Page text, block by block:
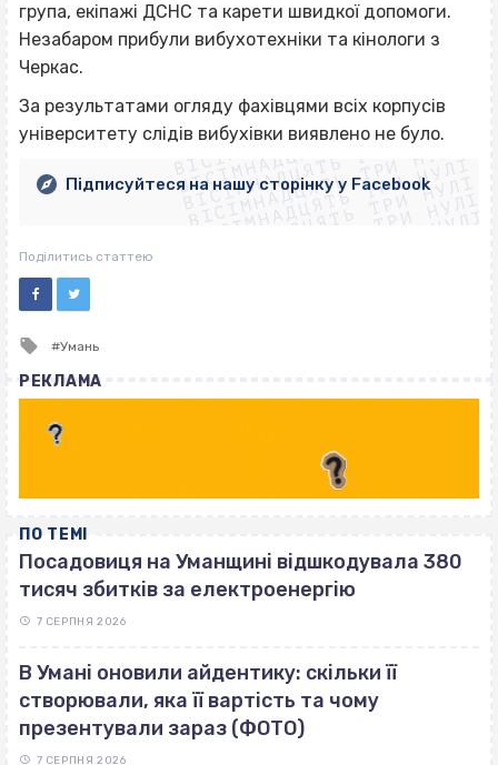
група, екіпажі ДСНС та карети швидкої допомоги.
Незабаром прибули вибухотехніки та кінологи з
Черкас.
За результатами огляду фахівцями всіх корпусів
університету слідів вибухівки виявлено не було.
ВІСІМНАДЦЯТЬ ТРИ НУЛІ
ВІСІМНАДЦЯТЬ ТРИ НУЛІ
ВІСІМНАДЦЯТЬ ТРИ НУЛІ
ВІСІМНАДЦЯТЬ ТРИ НУЛІ
ВІСІМНАДЦЯТЬ ТРИ НУЛІ
ВІСІМНАДЦЯТЬ ТРИ НУЛІ
ВІСІМНАДЦЯТЬ ТРИ НУЛІ
ВІСІМНАДЦЯТЬ ТРИ НУЛІ
Підписуйтеся на нашу сторінку у Facebook
Поділитись статтею
Tagged
Умань
РЕКЛАМА
ПО ТЕМІ
Посадовиця на Уманщині відшкодувала 380
тисяч збитків за електроенергію
7 СЕРПНЯ 2026
В Умані оновили айдентику: скільки її
створювали, яка її вартість та чому
презентували зараз (ФОТО)
7 СЕРПНЯ 2026